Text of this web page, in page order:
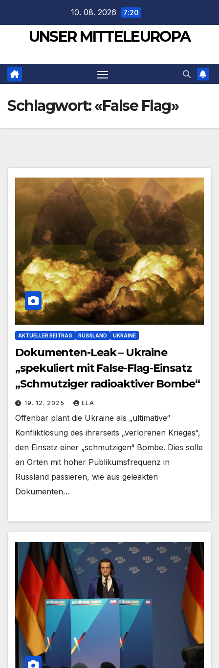
springen
10. 08. 2026 7:20
UNSER MITTELEUROPA
Schlagwort:«False Flag»
AKTUELLER BEITRAG RUSSLAND UKRAINE
Dokumenten-Leak – Ukraine
„spekuliert mit False-Flag-Einsatz
„Schmutziger radioaktiver Bombe“
19. 12. 2025 ELA
Offenbar plant die Ukraine als „ultimative“
Konfliktlösung des ihrerseits „verlorenen Krieges“,
den Einsatz einer „schmutzigen“ Bombe. Dies solle
an Orten mit hoher Publikumsfrequenz in
Russland passieren, wie aus geleakten
Dokumenten…